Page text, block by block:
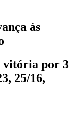
às
vitória por 3
25/16,